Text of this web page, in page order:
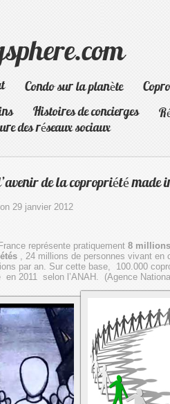
Condo sur la planète
Histoires de concierges
des réseaux sociaux
de la copropriété made
29 janvier 2012
représente pratiquement 8
, 24 millions de personnes vivant en
par an. Sur cette base, 100.000
2011 selon l’ANAH. (Agence